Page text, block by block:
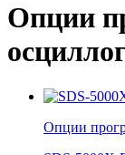
Опции
Опции